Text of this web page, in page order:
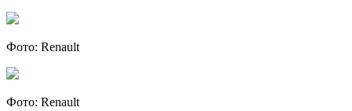
Фото: Renault
Фото: Renault